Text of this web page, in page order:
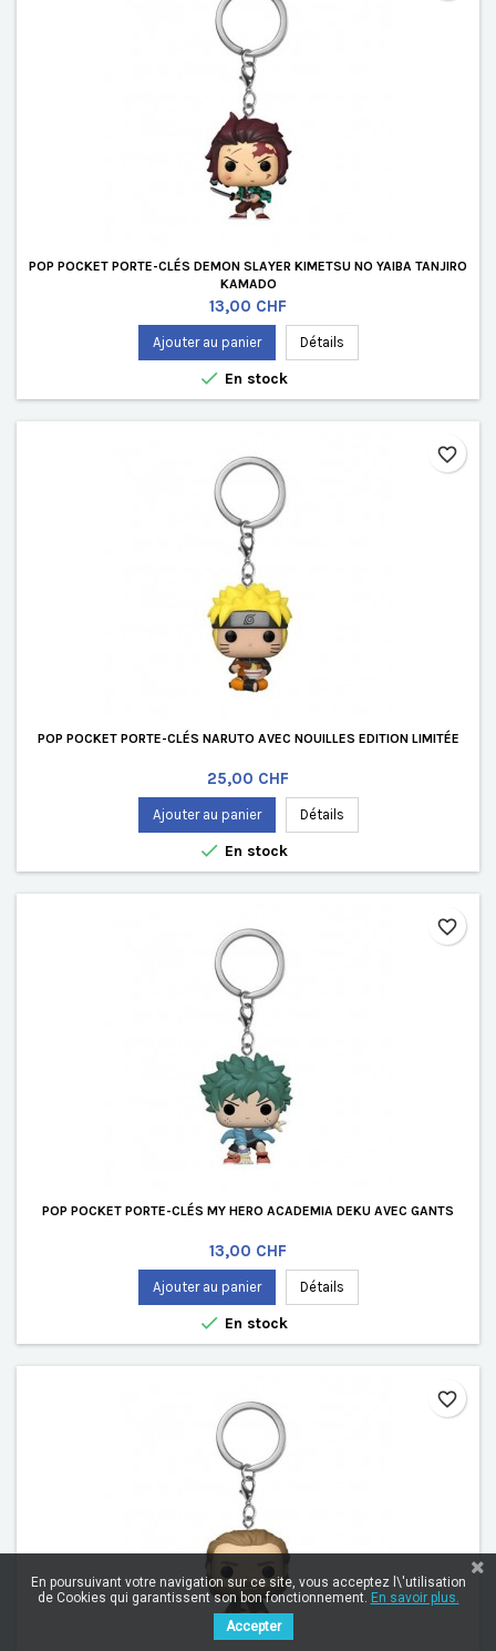
POP POCKET PORTE-CLÉS DEMON SLAYER KIMETSU NO YAIBA TANJIRO
KAMADO
Prix
13,00 CHF
Ajouter au panier Détails
 En stock
POP POCKET PORTE-CLÉS NARUTO AVEC NOUILLES EDITION LIMITÉE
Prix
25,00 CHF
Ajouter au panier Détails
 En stock
favorite_border
POP POCKET PORTE-CLÉS MY HERO ACADEMIA DEKU AVEC GANTS
Prix
13,00 CHF
Ajouter au panier Détails
 En stock
favorite_border
favorite_border
En poursuivant votre navigation sur ce site, vous acceptez l\'utilisation
de Cookies qui garantissent son bon fonctionnement. En savoir plus.
Accepter